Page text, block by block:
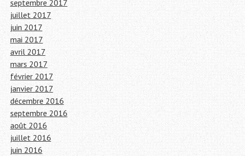
septembre 2017
juillet 2017
juin 2017
mai 2017
avril 2017
mars 2017
février 2017
janvier 2017
décembre 2016
septembre 2016
août 2016
juillet 2016
juin 2016